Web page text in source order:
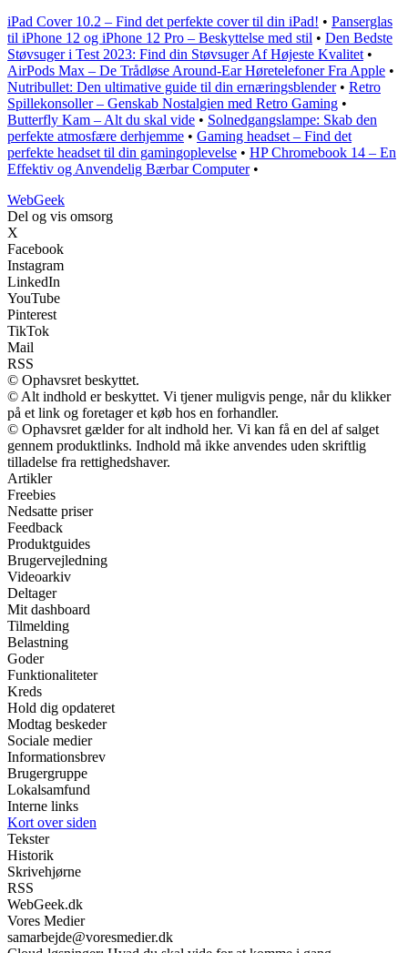
iPad Cover 10.2 – Find det perfekte cover til din iPad! • Panserglas
til iPhone 12 og iPhone 12 Pro – Beskyttelse med stil • Den Bedste
Støvsuger i Test 2023: Find din Støvsuger Af Højeste Kvalitet •
AirPods Max – De Trådløse Around-Ear Høretelefoner Fra Apple •
Nutribullet: Den ultimative guide til din ernæringsblender• Retro
Spillekonsoller – Genskab Nostalgien med Retro Gaming •
Butterfly Kam – Alt du skal vide • Solnedgangslampe: Skab den
perfekte atmosfære derhjemme • Gaming headset – Find det
perfekte headset til din gamingoplevelse • HP Chromebook 14 – En
Effektiv og Anvendelig Bærbar Computer•
WebGeek
Del og vis omsorg
X
Facebook
Instagram
LinkedIn
YouTube
Pinterest
TikTok
Mail
RSS
© Ophavsret beskyttet.
© Alt indhold er beskyttet. Vi tjener muligvis penge, når du klikker
på et link og foretager et køb hos en forhandler.
© Ophavsret gælder for alt indhold her. Vi kan få en del af salget
gennem produktlinks. Indhold må ikke anvendes uden skriftlig
tilladelse fra rettighedshaver.
Artikler
Freebies
Nedsatte priser
Feedback
Produktguides
Brugervejledning
Videoarkiv
Deltager
Mit dashboard
Tilmelding
Belastning
Goder
Funktionaliteter
Kreds
Hold dig opdateret
Modtag beskeder
Sociale medier
Informationsbrev
Brugergruppe
Lokalsamfund
Interne links
Kort over siden
Tekster
Historik
Skrivehjørne
RSS
WebGeek.dk
Vores Medier
samarbejde@voresmedier.dk